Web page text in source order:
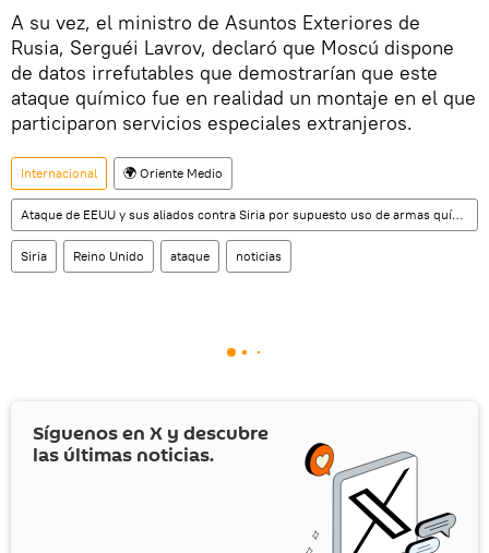
A su vez, el ministro de Asuntos Exteriores de
Rusia, Serguéi Lavrov, declaró que Moscú dispone
de datos irrefutables que demostrarían que este
ataque químico fue en realidad un montaje en el que
participaron servicios especiales extranjeros.
Internacional 🌍 Oriente Medio
Ataque de EEUU y sus aliados contra Siria por supuesto uso de armas químicas
Siria Reino Unido ataque noticias
Síguenos en X y descubre
las últimas noticias.